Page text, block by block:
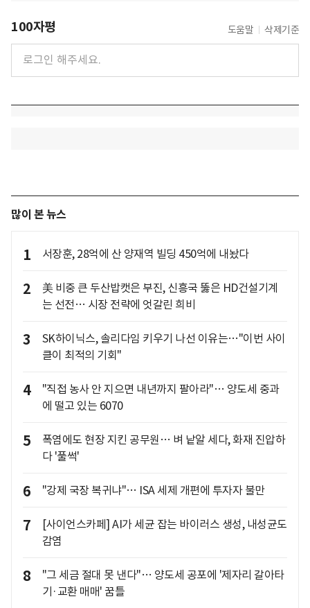
100자평 도움말 삭제기준
많이 본 뉴스
1 서장훈, 28억에 산 양재역 빌딩 450억에 내놨다
2
美 비중 큰 두산밥캣은 부진, 신흥국 뚫은 HD건설기계
는 선전… 시장 전략에 엇갈린 희비
3
SK하이닉스, 솔리다임 키우기 나선 이유는…"이번 사이
클이 최적의 기회"
4
"직접 농사 안 지으면 내년까지 팔아라"… 양도세 중과
에 떨고 있는 6070
5
폭염에도 현장 지킨 공무원… 벼 낱알 세다, 화재 진압하
다 '풀썩'
6 "강제 국장 복귀냐"… ISA 세제 개편에 투자자 불만
7
[사이언스카페] AI가 세균 잡는 바이러스 생성, 내성균도
감염
8
"그 세금 절대 못 낸다"… 양도세 공포에 '제자리 갈아타
기·교환 매매' 꿈틀